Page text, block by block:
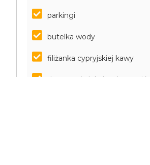
parkingi
butelka wody
filiżanka cypryjskiej kawy
degustacja lokalnych napojów